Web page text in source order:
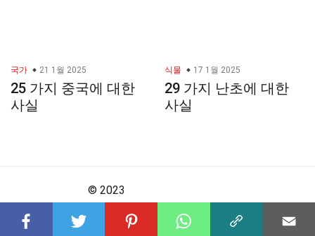
국가 21 1월 2025
25 가지 중국에 대한
사실
식물 17 1월 2025
29 가지 난초에 대한
사실
© 2023